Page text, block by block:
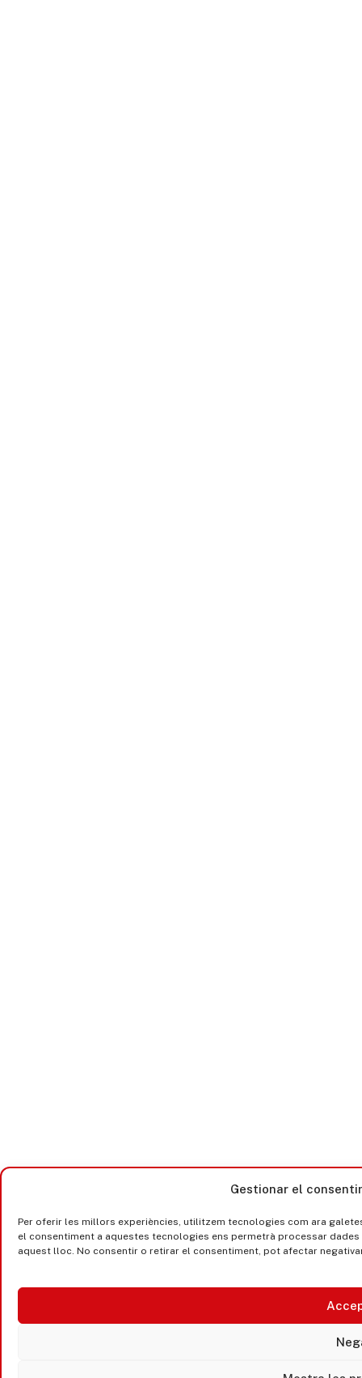
Gestionar el
Per oferir les millors experiències, utilitzem tecnologies com ara
el consentiment a aquestes tecnologies ens permetrà processar
aquest lloc. No consentir o retirar el consentiment, pot afectar